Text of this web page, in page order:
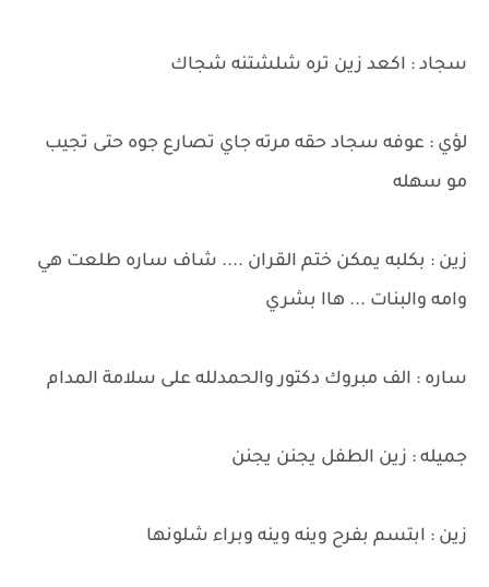
سجاد : اكعد زين تره شلشتنه شجاك
لؤي : عوفه سجاد حقه مرته جاي تصارع جوه حتى تجيب
مو سهله
زين : بكلبه يمكن ختم القران .... شاف ساره طلعت هي
وامه والبنات ... هاا بشري
ساره : الف مبروك دكتور والحمدلله على سلامة المدام
جميله : زين الطفل يجنن يجنن
زين : ابتسم بفرح وينه وينه وبراء شلونها